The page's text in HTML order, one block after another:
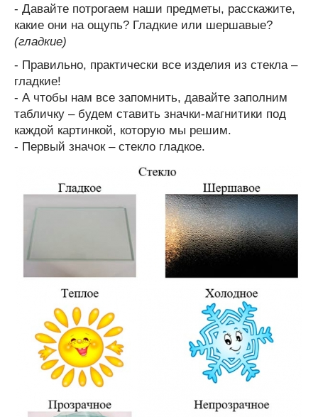
- Давайте потрогаем наши предметы, расскажите,
какие они на ощупь? Гладкие или шершавые?
(гладкие)
- Правильно, практически все изделия из стекла –
гладкие!
- А чтобы нам все запомнить, давайте заполним
табличку – будем ставить значки-магнитики под
каждой картинкой, которую мы решим.
- Первый значок – стекло гладкое.